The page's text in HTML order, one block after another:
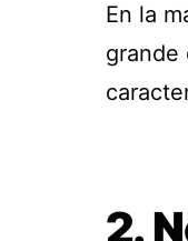
En la
grande
2.